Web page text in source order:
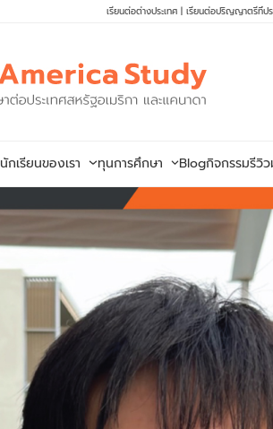
เรียนต่อต่างประเทศ| เรียนต่อปริญญาตรีที่ปร
นักเรียนของเรา ทุนการศึกษา Blogกิจกรรมรีวิ